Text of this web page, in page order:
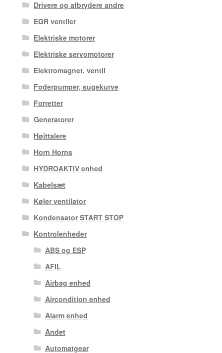
Drivere og afbrydere andre
EGR ventiler
Elektriske motorer
Elektriske servomotorer
Elektromagnet. ventil
Foderpumper, sugekurve
Forretter
Generatorer
Højttalere
Horn Horns
HYDROAKTIV enhed
Kabelsæt
Køler ventilator
Kondensator START STOP
Kontrolenheder
ABS og ESP
AFIL
Airbag enhed
Aircondition enhed
Alarm enhed
Andet
Automatgear